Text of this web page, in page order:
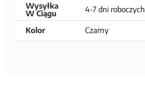
Wysyłka
W Ciągu
4-7 dni roboczych
Kolor Czarny